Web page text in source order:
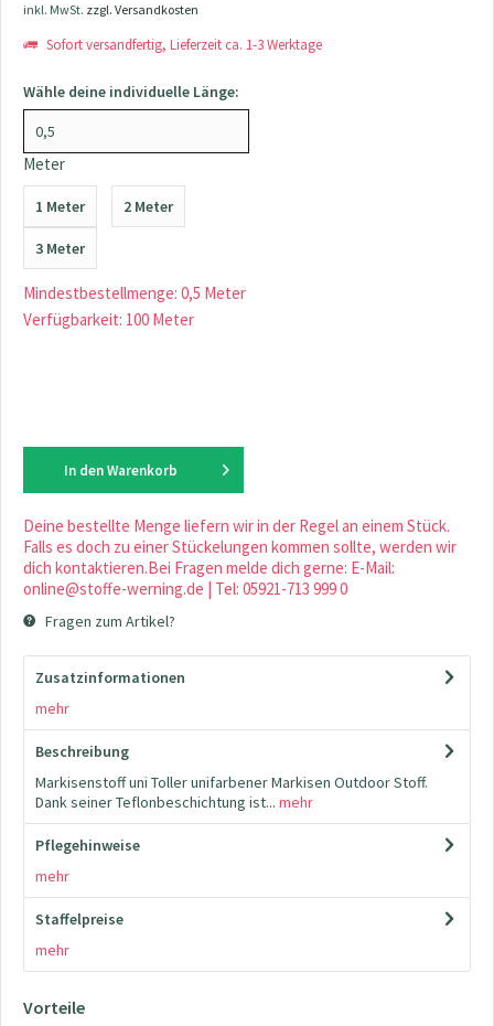
inkl. MwSt. zzgl. Versandkosten
Sofort versandfertig, Lieferzeit ca. 1-3 Werktage
Wähle deine individuelle Länge:
Meter
1 Meter 2 Meter
3 Meter
Mindestbestellmenge: 0,5 Meter
Verfügbarkeit: 100 Meter
In den Warenkorb
Deine bestellte Menge liefern wir in der Regel an einem Stück.
Falls es doch zu einer Stückelungen kommen sollte, werden wir
dich kontaktieren.Bei Fragen melde dich gerne: E-Mail:
online@stoffe-werning.de | Tel: 05921-713 999 0
Fragen zum Artikel?
Zusatzinformationen
mehr
Beschreibung
Markisenstoff uni Toller unifarbener Markisen Outdoor Stoff.
Dank seiner Teflonbeschichtung ist... mehr
Pflegehinweise
mehr
Staffelpreise
mehr
Vorteile